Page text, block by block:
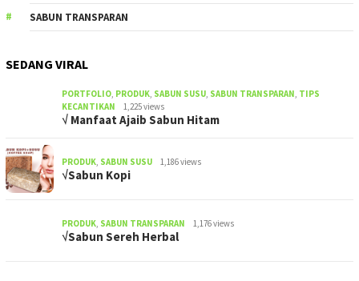
SABUN TRANSPARAN
SEDANG VIRAL
PORTFOLIO, PRODUK, SABUN SUSU, SABUN TRANSPARAN, TIPS
KECANTIKAN
1,225 views
√ Manfaat Ajaib Sabun Hitam
PRODUK, SABUN SUSU 1,186 views
√Sabun Kopi
PRODUK, SABUN TRANSPARAN 1,176 views
√Sabun Sereh Herbal